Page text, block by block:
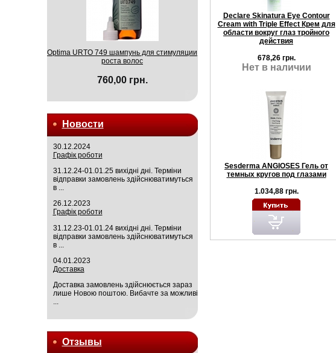
Optima URTO 749 шампунь для стимуляции
роста волос
760,00 грн.
Новости
30.12.2024
Графік роботи
31.12.24-01.01.25 вихідні дні. Терміни
відправки замовлень здійснюватимуться
в ...
26.12.2023
Графік роботи
31.12.23-01.01.24 вихідні дні. Терміни
відправки замовлень здійснюватимуться
в ...
04.01.2023
Доставка
Доставка замовлень здійснюється зараз
лише Новою поштою. Вибачте за можливі
...
Отзывы
Declare Skinatura Eye Contour
Cream with Triple Effect Крем для
области вокруг глаз тройного
действия
678,26 грн.
Нет в наличии
Sesderma ANGIOSES Гель от
темных кругов под глазами
1.034,88 грн.